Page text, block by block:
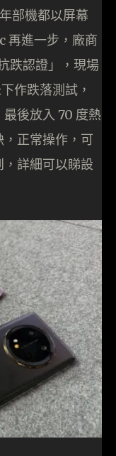
部機都以屏幕
再進一步，廠商
跌認證」，現場
作跌落測試，
後放入 70 度熱
正常操作，可
詳細可以睇設